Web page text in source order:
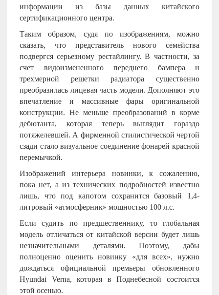
информации из базы данных китайского
сертификационного центра.
Таким образом, судя по изображениям, можно
сказать, что представитель нового семейства
подвергся серьезному рестайлингу. В частности, за
счет видоизмененного переднего бампера и
трехмерной решетки радиатора существенно
преобразилась лицевая часть модели. Дополняют это
впечатление и массивные фары оригинальной
конструкции. Не меньше преобразований в корме
дебютанта, которая теперь выглядит гораздо
потяжелевшей. А фирменной стилистической чертой
сзади стало визуальное соединение фонарей красной
перемычкой.
Изображений интерьера новинки, к сожалению,
пока нет, а из технических подробностей известно
лишь, что под капотом сохранится базовый 1,4-
литровый «атмосферник» мощностью 100 л.с.
Если судить по предшественнику, то глобальная
модель отличаться от китайской версии будет лишь
незначительными деталями. Поэтому, дабы
полноценно оценить новинку «для всех», нужно
дождаться официальной премьеры обновленного
Hyundai Verna, которая в Поднебесной состоится
этой осенью.